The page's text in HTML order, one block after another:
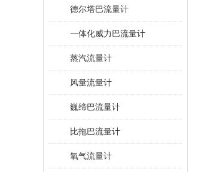
德尔塔巴流量计
一体化威力巴流量计
蒸汽流量计
风量流量计
巍缔巴流量计
比拖巴流量计
氧气流量计